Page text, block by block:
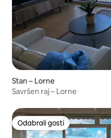
Stan – Lorne
Savršen raj – Lorne
Odabrali gosti
Odabrali gosti